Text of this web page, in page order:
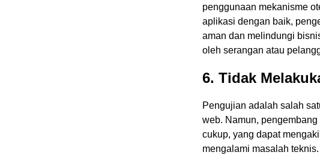
penggunaan mekanisme
aplikasi dengan baik,
aman dan melindungi
oleh serangan atau
6. Tidak
Pengujian adalah salah
web. Namun,
cukup, yang dapat
mengalami masalah teknis.